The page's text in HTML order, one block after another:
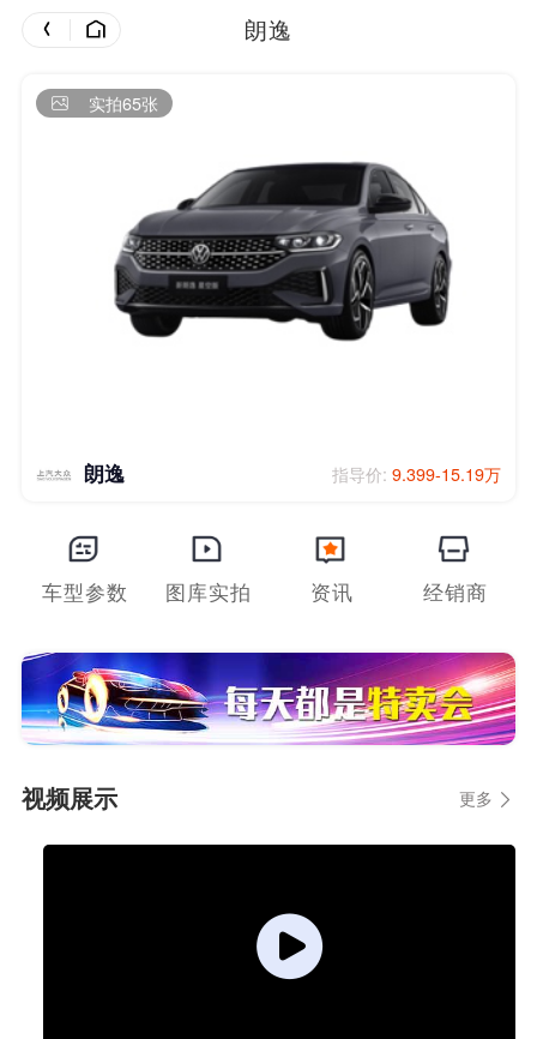
朗逸
实拍65张
朗逸 指导价: 9.399-15.19万
车型参数 图库实拍 资讯 经销商
视频展示 更多